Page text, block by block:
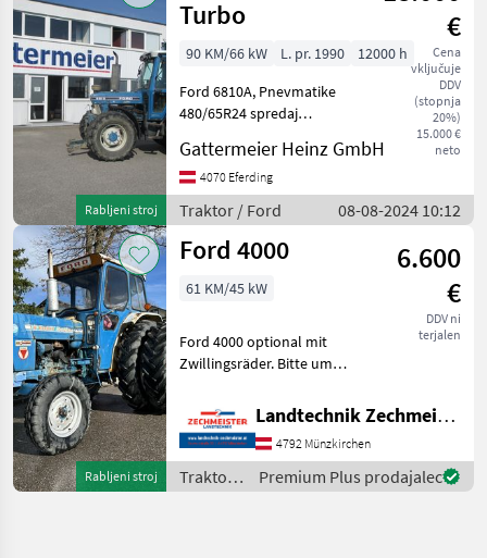
Rabljeni stroj
Turbo
€
Cena
vključuje
DDV
(stopnja
20%)
15.000 €
neto
90 KM/66 kW L. pr. 1990
12000 h
Ford 6810A, Pnevmatike
480/65R24 spredaj
Upravljalne enote 2 x DW +
2 x DW - enojna krmilna
enota Sprednja hidravlika
Dodatni dvižni valj zadnja
Gattermeier Heinz GmbH
4070 Eferding
Traktor / Ford 08-08-2024 10:12
Rabljeni stroj
Ford 4000
6.600
€
DDV ni
terjalen
61 KM/45 kW
Ford 4000 optional mit
Zwillingsräder. Bitte um
Zylinder Traktor Standardni
traktor
Landtechnik Zechmeister GmbH & Co KG
4792 Münzkirchen
Traktor /
Ford
Premium Plus prodajalec